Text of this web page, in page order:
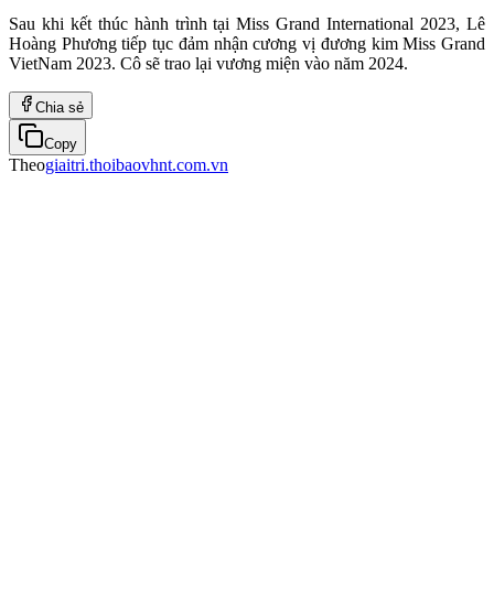
Sau khi kết thúc hành trình tại Miss Grand International 2023, Lê
Hoàng Phương tiếp tục đảm nhận cương vị đương kim Miss Grand
VietNam 2023. Cô sẽ trao lại vương miện vào năm 2024.
Chia sẻ
Copy
Theogiaitri.thoibaovhnt.com.vn